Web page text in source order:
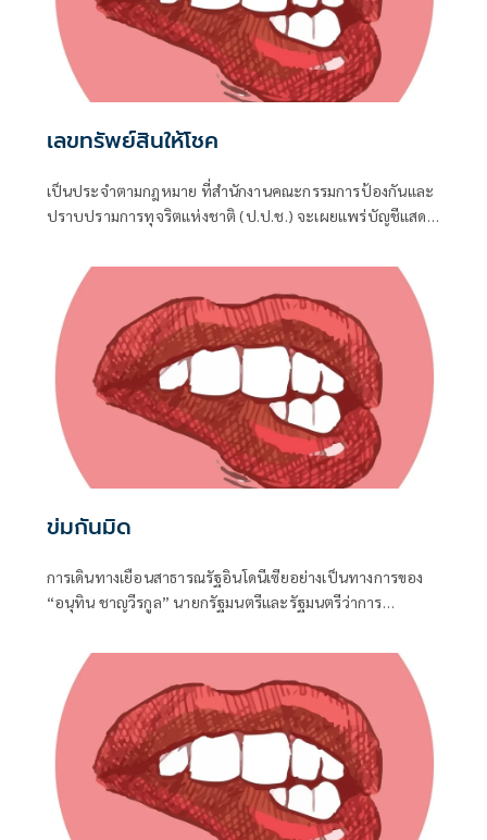
เลขทรัพย์สินให้โชค
เป็นประจำตามกฎหมาย ที่สำนักงานคณะกรรมการป้องกันและ
ปราบปรามการทุจริตแห่งชาติ (ป.ป.ช.) จะเผยแพร่บัญชีแสดง
ว่าจะเป็นกรณีเข้ารับตำแหน่ง หรือพ้นจากตำแหน่ง
ข่มกันมิด
การเดินทางเยือนสาธารณรัฐอินโดนีเซียอย่างเป็นทางการของ
“อนุทิน ชาญวีรกูล” นายกรัฐมนตรีและรัฐมนตรีว่าการ
ประวัติศาสตร์ ที่สะท้อนถึงเกียรติภูมิอันโดดเด่นของ
ประเทศไทยบนเวทีโลกได้อย่างชัดเจน